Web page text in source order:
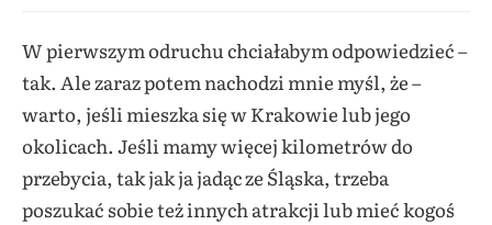
W pierwszym odruchu chciałabym odpowiedzieć –
tak. Ale zaraz potem nachodzi mnie myśl, że –
warto, jeśli mieszka się w Krakowie lub jego
okolicach. Jeśli mamy więcej kilometrów do
przebycia, tak jak ja jadąc ze Śląska, trzeba
poszukać sobie też innych atrakcji lub mieć kogoś